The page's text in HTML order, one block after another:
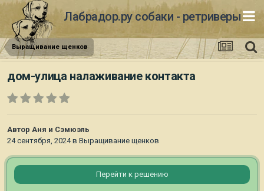
Лабрадор.ру собаки - ретриверы
Выращивание щенков
дом-улица налаживание контакта
Автор Аня и Сэмюэль
24 сентября, 2024в Выращивание щенков
Перейти к решению